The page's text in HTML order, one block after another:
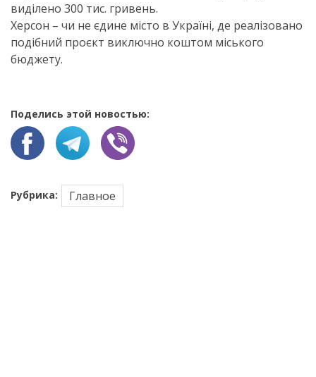
виділено 300 тис. гривень.
Херсон – чи не єдине місто в Україні, де реалізовано
подібний проєкт виключно коштом міського
бюджету.
Поделись этой новостью:
Рубрика: Главное